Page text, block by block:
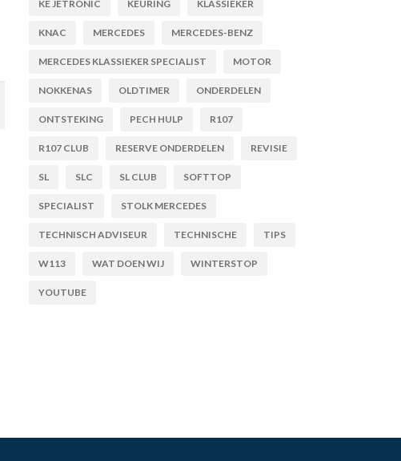
KE JETRONIC KEURING KLASSIEKER
KNAC MERCEDES MERCEDES-BENZ
MERCEDES KLASSIEKER SPECIALIST MOTOR
NOKKENAS OLDTIMER ONDERDELEN
ONTSTEKING PECH HULP R107
R107 CLUB RESERVE ONDERDELEN REVISIE
SL SLC SL CLUB SOFTTOP
SPECIALIST STOLK MERCEDES
TECHNISCH ADVISEUR TECHNISCHE TIPS
W113 WAT DOEN WIJ WINTERSTOP
YOUTUBE